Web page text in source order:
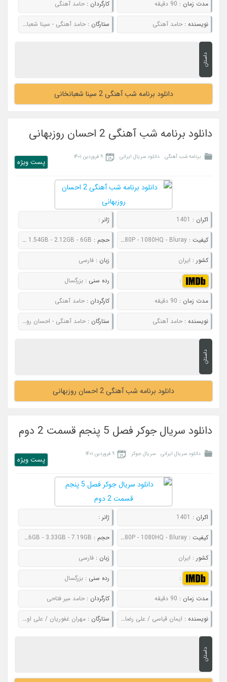
مدت زمان : 90 دقیقه کارگردان : حامد آهنگی
نویسنده :حامد آهنگی ستارگان : حامد آهنگی - سینا شعبانخانی
داستان
دانلود برنامه شب آهنگی 2 سینا شعبانخانی
دانلود برنامه شب آهنگی 2 احسان روزبهانی
برنامه شب آهنگی دانلود سریال ایرانی ۹ فروردین ۱۴۰۱
پست ويژه
اکران : 1401 ژانر :
کیفیت :480P - 720P - 1080P - 1080HQ - Bluray حجم : 565MB - 803MB - 1.54GB - 2.12GB - 6GB
کشور : ایران زبان : فارسی
: رده سنی : بزرگسال
مدت زمان : 90 دقیقه کارگردان : حامد آهنگی
نویسنده :حامد آهنگی ستارگان : حامد آهنگی - احسان روزبهانی
داستان
دانلود برنامه شب آهنگی 2 احسان روزبهانی
دانلود سریال جوکر فصل 5 پنجم قسمت 2 دوم
دانلود سریال ایرانی سریال جوکر ۹ فروردین ۱۴۰۱
پست ويژه
اکران : 1401 ژانر :
کیفیت :480P - 720P - 1080P - 1080HQ - Bluray حجم : 489MB - 865MB - 2.06GB - 3.33GB - 7.19GB
کشور : ایران زبان : فارسی
: رده سنی : بزرگسال
مدت زمان : 90 دقیقه کارگردان : حامد میر فتاحی
نویسنده : ایمان قیاسی / علی رضا زاده / عمادالدین کریمیان / مهرداد نعیمی / مریم آقایی / فاطمه خوش خلق ستارگان : مهران غفوریان / علی اوجی / مجید واشقانی / سیروس میمنت
داستان